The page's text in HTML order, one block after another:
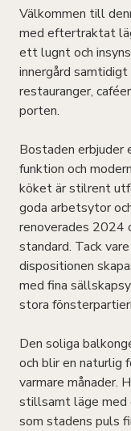
Välkommen till
med eftertraktat
ett lugnt och
innergård
restauranger,
porten.
Bostaden erbjuder
funktion och
köket är stilrent
goda arbetsytor
renoverades 2024
standard. Tack
dispositionen
med fina
stora
Den soliga
och blir en naturlig
varmare månader.
stillsamt läge med
som stadens puls